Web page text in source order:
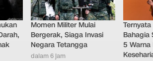
Momen Militer Mulai
Bergerak, Siaga Invasi
Negara Tetangga
dalam 6 jam
Bahagia
5